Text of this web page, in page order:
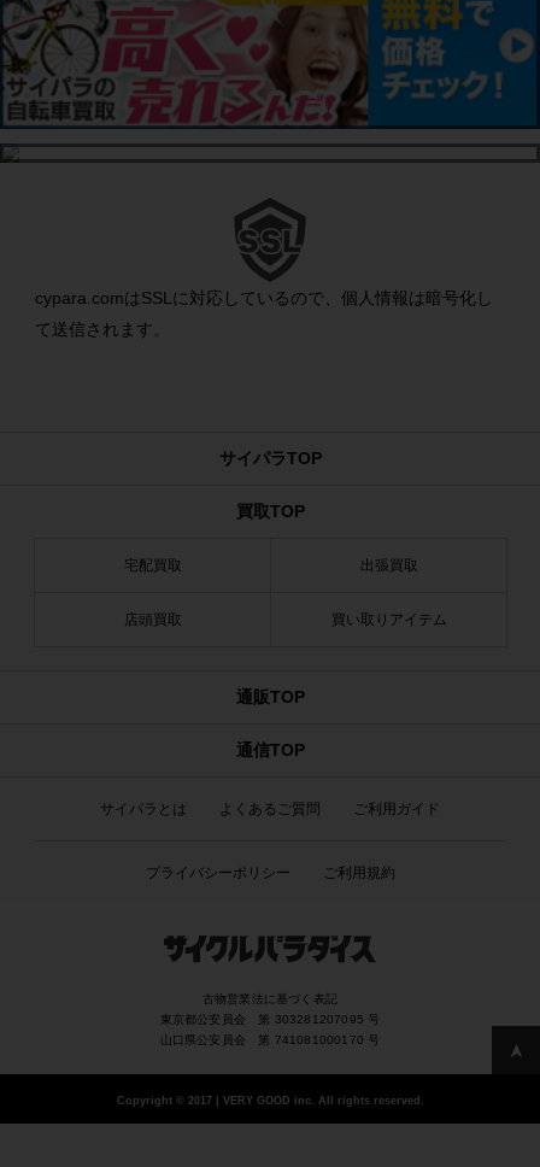
cypara.comはSSLに対応しているので、個人情報は暗号化し
て送信されます。
サイパラTOP
買取TOP
宅配買取 出張買取
店頭買取 買い取りアイテム
通販TOP
通信TOP
サイパラとは よくあるご質問 ご利用ガイド
プライバシーポリシー ご利用規約
古物営業法に基づく表記
東京都公安員会 第 303281207095 号
山口県公安員会 第 741081000170 号
Copyright ©2017 | VERY GOOD inc. All rights reserved.